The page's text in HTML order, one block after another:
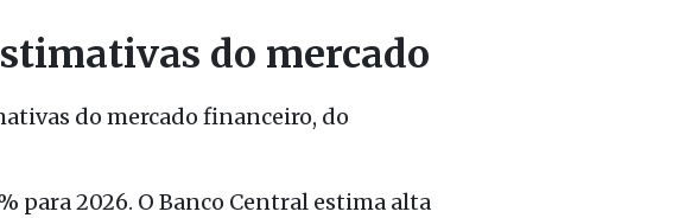
do mercado
do mercado financeiro, do
para 2026. O Banco Central estima alta